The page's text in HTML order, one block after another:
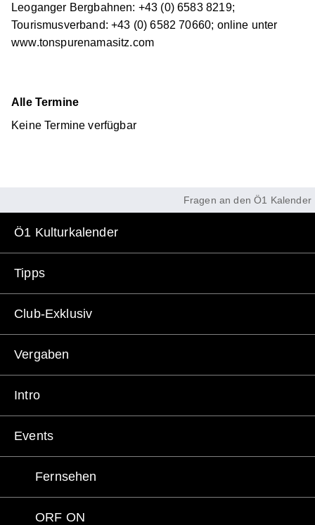
Leoganger Bergbahnen: +43 (0) 6583 8219;
Tourismusverband: +43 (0) 6582 70660; online unter
www.tonspurenamasitz.com
Alle Termine
Keine Termine verfügbar
Fragen an den Ö1 Kalender
Ö1 Kulturkalender
Tipps
Club-Exklusiv
Vergaben
Intro
Events
Fernsehen
ORF ON